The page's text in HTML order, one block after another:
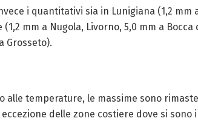
i quantitativi sia in Lunigiana (1,2 mm
mm a Nugola, Livorno, 5,0 mm a Bocca
Grosseto).
alle temperature, le massime sono
eccezione delle zone costiere dove si sono